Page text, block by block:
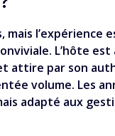
mais
L’hôte
attire par son
volume. Les
adapté aux